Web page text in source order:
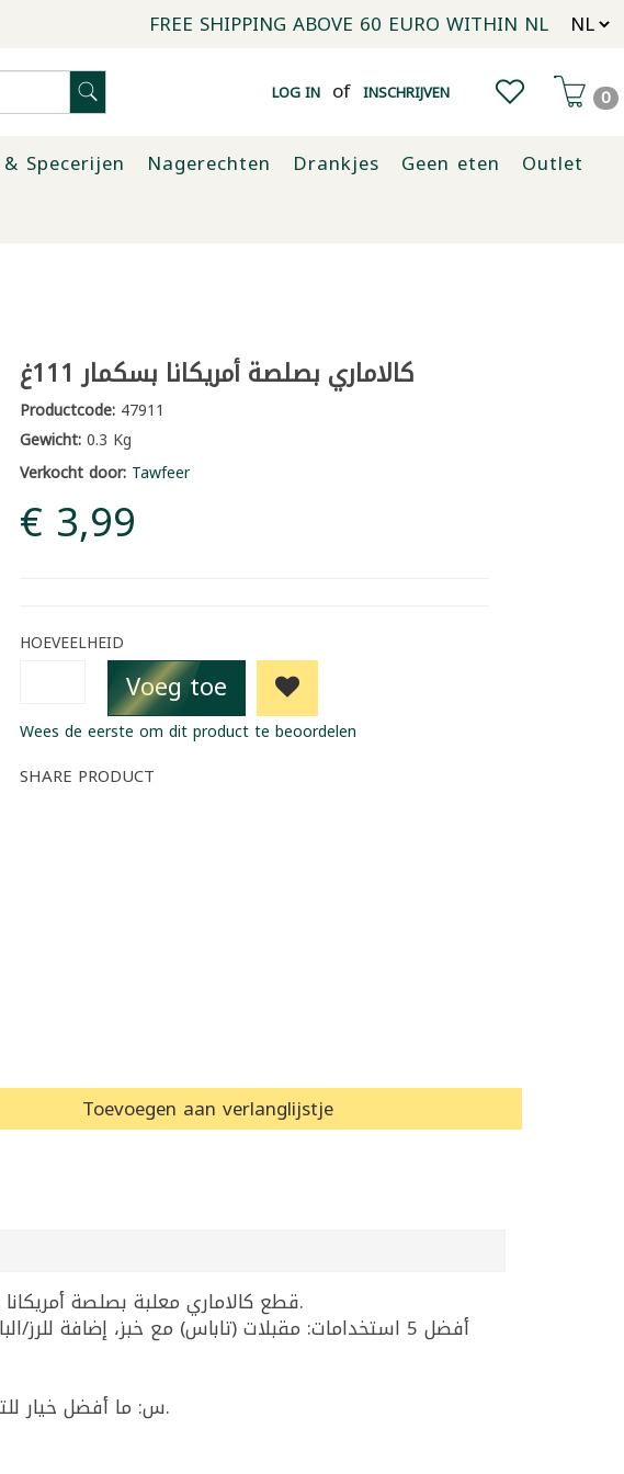
FREE SHIPPING ABOVE 60 EURO WITHIN NL
LOG IN of INSCHRIJVEN 0
Specerijen Nagerechten Drankjes Geen eten
Outlet
كالاماري بصلصة أمريكانا بسكمار 111غ
Productcode:47911
Gewicht:0.3 Kg
Verkocht door: Tawfeer
€ 3,99
HOEVEELHEID
Voeg toe
Wees de eerste om dit product te beoordelen
SHARE PRODUCT
Toevoegen aan verlanglijstje
قطع كالاماري معلبة بصلصة أمريكانا بطعم الطماطم والبصل مع لمسة حارة خفيفة، جاهزة للأكل مباشرة أو للتسخين والتقديم.
أفضل 5 استخدامات: مقبلات (تاباس) مع خبز،
س: ما أفضل خيار للتاباس البحري السريع؟ ج: كالاماري بصلصة أمريكانا بسكمار 111غ جاهز للتقديم خلال دقائق.